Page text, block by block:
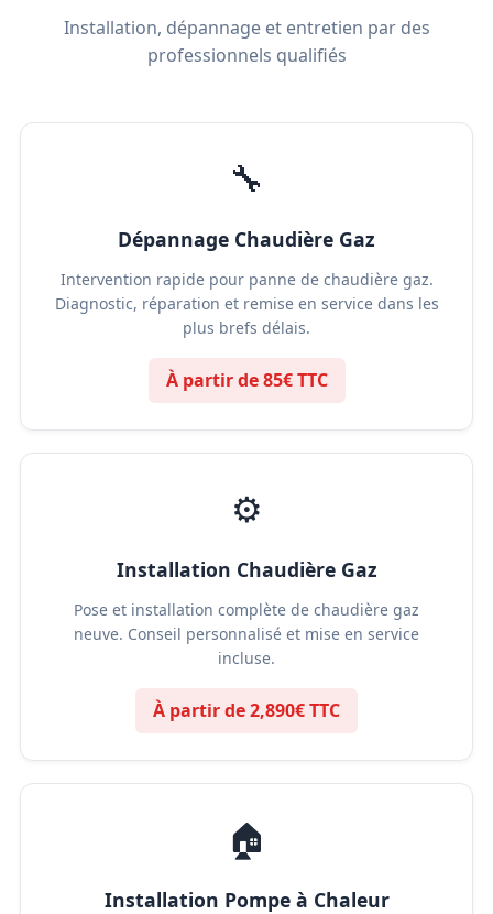
Installation, dépannage et entretien par des
professionnels qualifiés
🔧
Dépannage Chaudière Gaz
Intervention rapide pour panne de chaudière gaz.
Diagnostic, réparation et remise en service dans les
plus brefs délais.
À partir de 85€ TTC
⚙️
Installation Chaudière Gaz
Pose et installation complète de chaudière gaz
neuve. Conseil personnalisé et mise en service
incluse.
À partir de 2,890€ TTC
🏠
Installation Pompe à Chaleur